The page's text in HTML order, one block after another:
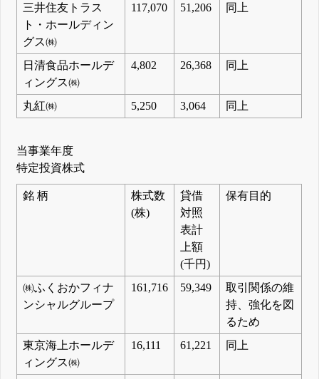
三井住友トラス
ト・ホールディン
グス㈱
117,070 51,206 同上
日清食品ホールデ
ィングス㈱
4,802 26,368 同上
丸紅㈱ 5,250 3,064 同上
当事業年度
特定投資株式
銘 柄
株式数
(株)
貸借
対照
表計
上額
(千円)
保有目的
㈱ふくおかフィナ
ンシャルグループ
161,716 59,349
取引関係の維
持、強化を図
るため
東京海上ホールデ
ィングス㈱
16,111 61,221 同上